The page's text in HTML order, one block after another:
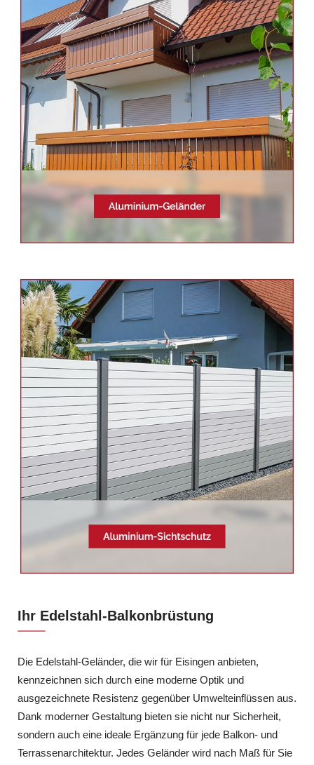
Siehe auch Balkonsanierung
Reichartshausen -
Schmid &
Jakobs: ✓Aluminium
Geländerbau, Edelstahl
Terrassendach, Balkongeländer,
Sichtschutz
Ihr Edelstahl-Balkonbrüstung
Die Edelstahl-Geländer, die wir für Eisingen anbieten,
kennzeichnen sich durch eine moderne Optik und
ausgezeichnete Resistenz gegenüber Umwelteinflüssen aus.
Dank moderner Gestaltung bieten sie nicht nur Sicherheit,
sondern auch eine ideale Ergänzung für jede Balkon- und
Terrassenarchitektur. Jedes Geländer wird nach Maß für Sie